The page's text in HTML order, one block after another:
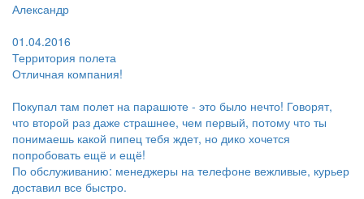
Александр
01.04.2016
Территория полета
Отличная компания!
Покупал там полет на парашюте - это было нечто! Говорят,
что второй раз даже страшнее, чем первый, потому что ты
понимаешь какой пипец тебя ждет, но дико хочется
попробовать ещё и ещё!
По обслуживанию: менеджеры на телефоне вежливые, курьер
доставил все быстро.